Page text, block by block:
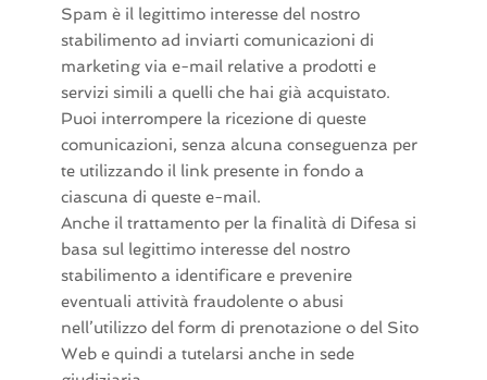
Spam è il legittimo interesse del nostro
stabilimento ad inviarti comunicazioni di
marketing via e-mail relative a prodotti e
servizi simili a quelli che hai già acquistato.
Puoi interrompere la ricezione di queste
comunicazioni, senza alcuna conseguenza per
te utilizzando il link presente in fondo a
ciascuna di queste e-mail.
Anche il trattamento per la finalità di Difesa si
basa sul legittimo interesse del nostro
stabilimento a identificare e prevenire
eventuali attività fraudolente o abusi
nell’utilizzo del form di prenotazione o del Sito
Web e quindi a tutelarsi anche in sede